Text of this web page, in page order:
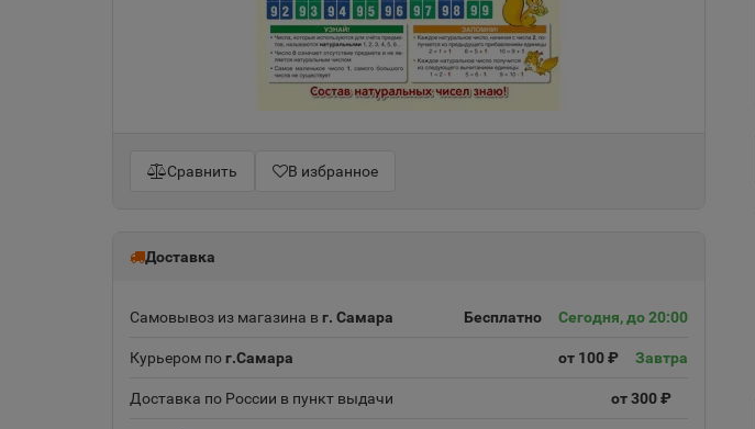
Сравнить В избранное
Доставка
Самовывоз из магазина в г. Самара Бесплатно Сегодня, до 20:00
Курьером пог.Самара от 100 ₽ Завтра
Доставка по России в пункт выдачи от 300 ₽